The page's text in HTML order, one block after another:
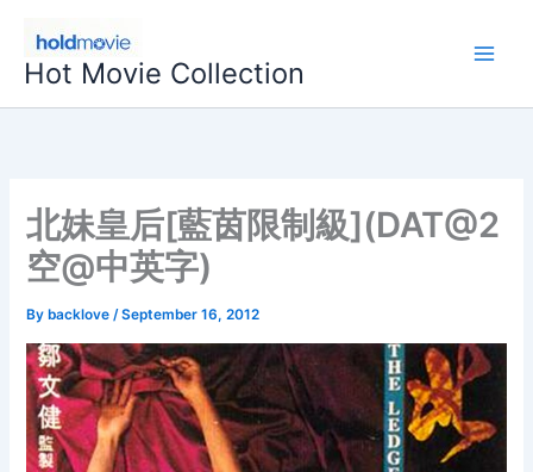
content
Hot Movie Collection
北妹皇后[藍茵限制級](DAT@2
空@中英字)
By backlove/September 16, 2012